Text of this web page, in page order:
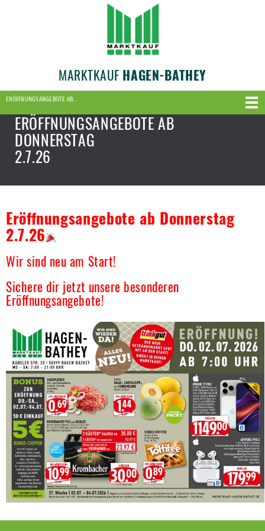
MARKTKAUF HAGEN-BATHEY
ERÖFFNUNGSANGEBOTE AB…
ERÖFFNUNGSANGEBOTE AB
DONNERSTAG
2.7.26
Eröffnungsangebote ab Donnerstag
2.7.26
Wir sind neu am Start!
Sichere dir jetzt unsere besonderen
Eröffnungsangebote!